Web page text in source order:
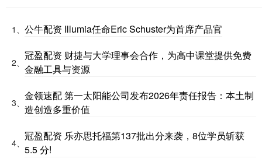
1、 公牛配资 Illumia任命Eric Schuster为首席产品官
2、
冠盈配资 财捷与大学理事会合作，为高中课堂提供免费
金融工具与资源
3、
金领速配 第一太阳能公司发布2026年责任报告：本土制
造创造多重价值
4、
冠盈配资 乐亦思托福第137批出分来袭，8位学员斩获
5.5 分!